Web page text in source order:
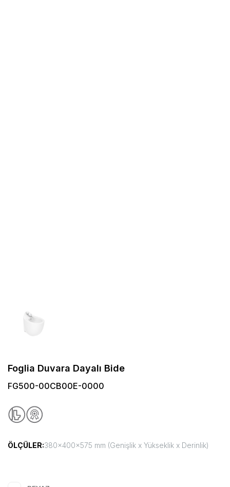
Foglia Duvara Dayalı Bide
FG500-00CB00E-0000
ÖLÇÜLER:380x400x575 mm (Genişlik x Yükseklik x Derinlik)